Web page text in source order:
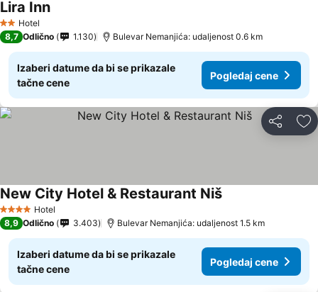
2 Zvezdice
Hotel
Lira Inn
8,7 Odlično 1.130 Bulevar Nemanjića: udaljenost 0.6 km
Izaberi datume da bi se prikazale
tačne cene
Pogledaj cene
Deli
4 ZvezdiceHotel
New City Hotel & Restaurant Niš
8,9 Odlično 3.403 Bulevar Nemanjića: udaljenost 1.5 km
Izaberi datume da bi se prikazale
tačne cene
Pogledaj cene